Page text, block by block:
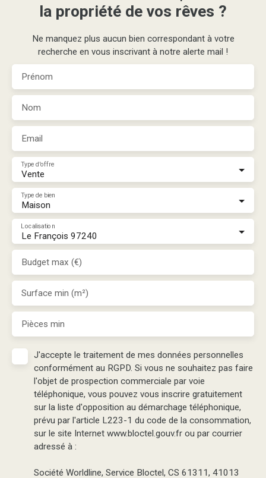
la propriété de vos rêves ?
Ne manquez plus aucun bien correspondant à votre
recherche en vous inscrivant à notre alerte mail !
Prénom
Nom
Email
Vente
Type d'offre
Maison
Type de bien
Le François 97240
Localisation
Budget max (€)
Surface min (m²)
Pièces min
J'accepte le traitement de mes données personnelles
conformément au RGPD. Si vous ne souhaitez pas faire
l'objet de prospection commerciale par voie
téléphonique, vous pouvez vous inscrire gratuitement
sur la liste d'opposition au démarchage téléphonique,
prévu par l'article L223-1 du code de la consommation,
sur le site Internet www.bloctel.gouv.fr ou par courrier
adressé à :
Société Worldline, Service Bloctel, CS 61311, 41013